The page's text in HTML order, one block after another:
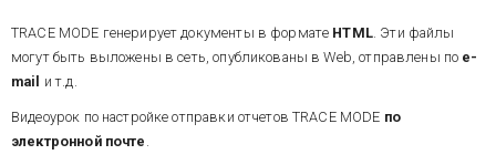
TRACE MODE генерирует документы в формате HTML. Эти файлы
могут быть выложены в сеть, опубликованы в Web, отправлены по e-
mail
и т.д.
Видеоурок по настройке отправки отчетов TRACE MODE по
электронной почте .